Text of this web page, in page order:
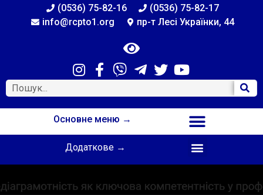
(0536) 75-82-16
(0536) 75-82-17
info@rcpto1.org
пр-т Лесі Українки, 44
Основне меню →
Додаткове →